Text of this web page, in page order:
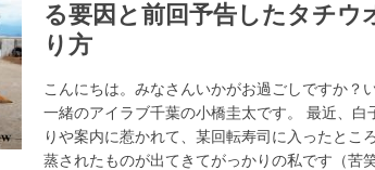
る要因と前回予告したタチウ
り方
こんにちは。みなさんいかがお過ごしですか？
一緒のアイラブ千葉の小橋圭太です。 最近、白
りや案内に惹かれて、某回転寿司に入ったとこ
蒸されたものが出てきてがっかりの私です（苦